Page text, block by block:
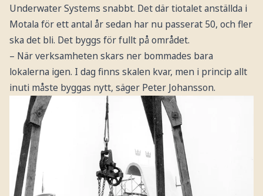
Underwater Systems snabbt. Det där tiotalet anställda i
Motala för ett antal år sedan har nu passerat 50, och fler
ska det bli. Det byggs för fullt på området.
– När verksamheten skars ner bommades bara
lokalerna igen. I dag finns skalen kvar, men i princip allt
inuti måste byggas nytt, säger Peter Johansson.